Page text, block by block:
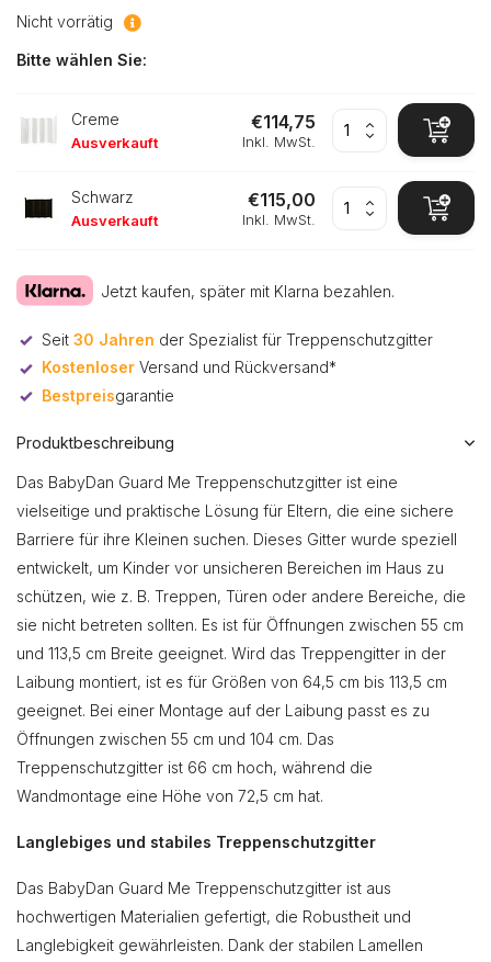
Nicht vorrätig
Bitte wählen Sie:
Creme
Ausverkauft
€114,75
Inkl. MwSt.
Schwarz
Ausverkauft
€115,00
Inkl. MwSt.
Jetzt kaufen, später mit Klarna bezahlen.
Seit 30 Jahren der Spezialist für Treppenschutzgitter
Kostenloser Versand und Rückversand*
Bestpreisgarantie
Produktbeschreibung
Das BabyDan Guard Me Treppenschutzgitter ist eine
vielseitige und praktische Lösung für Eltern, die eine sichere
Barriere für ihre Kleinen suchen. Dieses Gitter wurde speziell
entwickelt, um Kinder vor unsicheren Bereichen im Haus zu
schützen, wie z. B. Treppen, Türen oder andere Bereiche, die
sie nicht betreten sollten. Es ist für Öffnungen zwischen 55 cm
und 113,5 cm Breite geeignet. Wird das Treppengitter in der
Laibung montiert, ist es für Größen von 64,5 cm bis 113,5 cm
geeignet. Bei einer Montage auf der Laibung passt es zu
Öffnungen zwischen 55 cm und 104 cm. Das
Treppenschutzgitter ist 66 cm hoch, während die
Wandmontage eine Höhe von 72,5 cm hat.
Langlebiges und stabiles Treppenschutzgitter
Das BabyDan Guard Me Treppenschutzgitter ist aus
hochwertigen Materialien gefertigt, die Robustheit und
Langlebigkeit gewährleisten. Dank der stabilen Lamellen